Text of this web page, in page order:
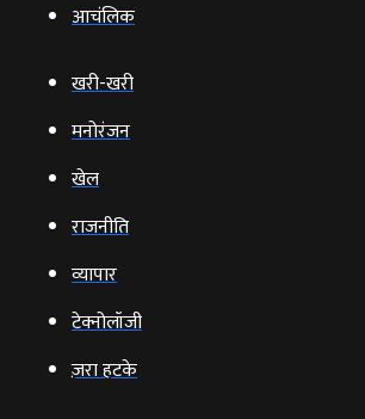
आचंलिक
खरी-खरी
मनोरंजन
खेल
राजनीति
व्‍यापार
टेक्‍नोलॉजी
ज़रा हटके